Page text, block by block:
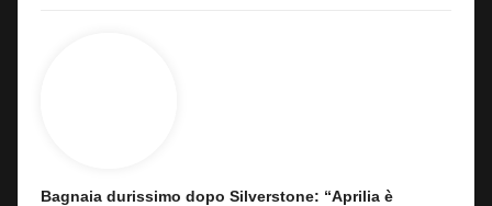
Bagnaia durissimo dopo Silverstone: “Aprilia è